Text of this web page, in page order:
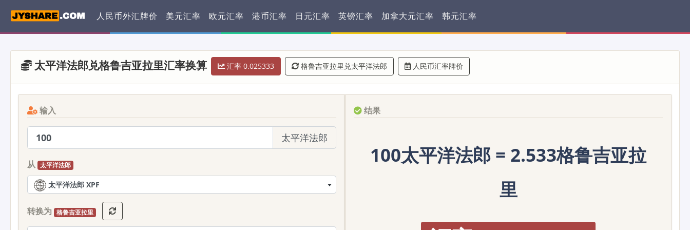
人民币外汇牌价 美元汇率 欧元汇率 港币汇率 日元汇率 英镑汇率 加拿大元汇率 韩元汇率
太平洋法郎兑格鲁吉亚拉里汇率换算 汇率 0.025333 格鲁吉亚拉里兑太平洋法郎 人民币汇率牌价
输入
太平洋法郎
从 太平洋法郎
太平洋法郎 XPF
转换为 格鲁吉亚拉里
结果
100太平洋法郎 = 2.533格鲁吉亚拉
里